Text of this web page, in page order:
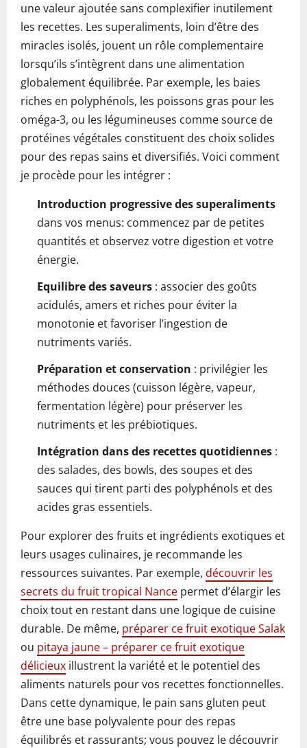
une valeur ajoutée sans complexifier inutilement
les recettes. Les superaliments, loin d’être des
miracles isolés, jouent un rôle complementaire
lorsqu’ils s’intègrent dans une alimentation
globalement équilibrée. Par exemple, les baies
riches en polyphénols, les poissons gras pour les
oméga-3, ou les légumineuses comme source de
protéines végétales constituent des choix solides
pour des repas sains et diversifiés. Voici comment
je procède pour les intégrer :
Introduction progressive des superaliments
dans vos menus: commencez par de petites
quantités et observez votre digestion et votre
énergie.
Equilibre des saveurs : associer des goûts
acidulés, amers et riches pour éviter la
monotonie et favoriser l’ingestion de
nutriments variés.
Préparation et conservation : privilégier les
méthodes douces (cuisson légère, vapeur,
fermentation légère) pour préserver les
nutriments et les prébiotiques.
Intégration dans des recettes quotidiennes :
des salades, des bowls, des soupes et des
sauces qui tirent parti des polyphénols et des
acides gras essentiels.
Pour explorer des fruits et ingrédients exotiques et
leurs usages culinaires, je recommande les
ressources suivantes. Par exemple, découvrir les
secrets du fruit tropical Nance permet d’élargir les
choix tout en restant dans une logique de cuisine
durable. De même, préparer ce fruit exotique Salak
ou pitaya jaune – préparer ce fruit exotique
délicieux illustrent la variété et le potentiel des
aliments naturels pour vos recettes fonctionnelles.
Dans cette dynamique, le pain sans gluten peut
être une base polyvalente pour des repas
équilibrés et rassurants; vous pouvez le découvrir